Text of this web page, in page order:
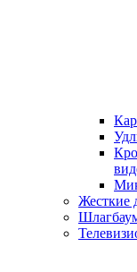
Жесткие